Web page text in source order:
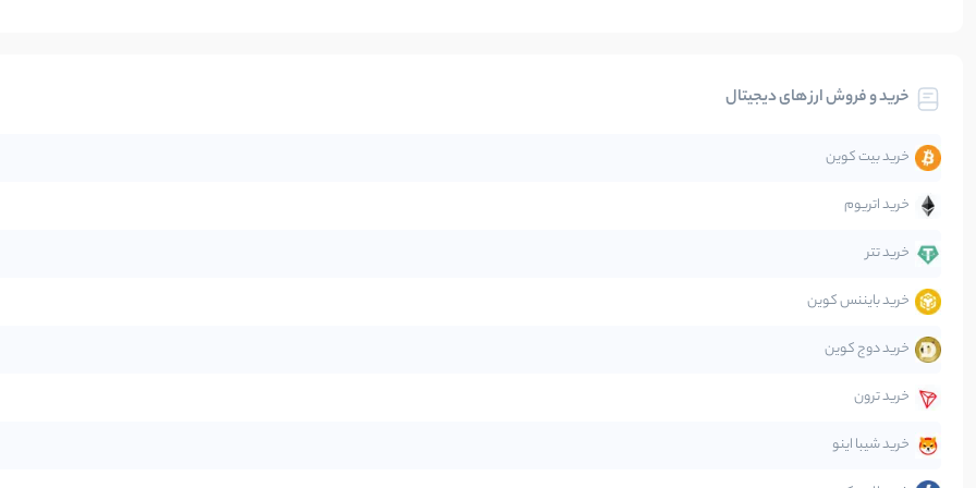
تحلیل
جهان
دیفای
صرافی‌ها
قانون‌گذاری
متاورس
خرید و فروش ارز های دیجیتال
خرید بیت کوین
خرید اتریوم
خرید تتر
خرید بایننس کوین
خرید دوج کوین
خرید ترون
خرید شیبا اینو